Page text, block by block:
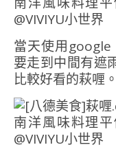
當天使用google
要走到中間有遮
比較好看的萩喱。